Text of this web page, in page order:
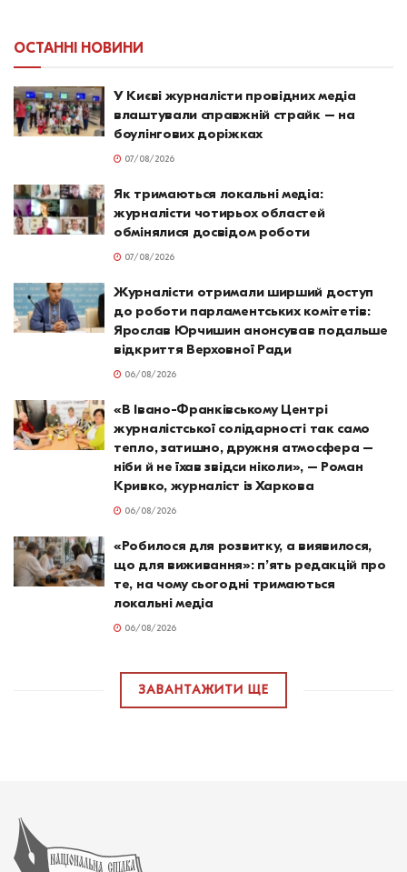
ОСТАННІ НОВИНИ
У Києві журналісти провідних медіа
влаштували справжній страйк – на
боулінгових доріжках
07/08/2026
Як тримаються локальні медіа:
журналісти чотирьох областей
обмінялися досвідом роботи
07/08/2026
Журналісти отримали ширший доступ
до роботи парламентських комітетів:
Ярослав Юрчишин анонсував подальше
відкриття Верховної Ради
06/08/2026
«В Івано-Франківському Центрі
журналістської солідарності так само
тепло, затишно, дружня атмосфера –
ніби й не їхав звідси ніколи», – Роман
Кривко, журналіст із Харкова
06/08/2026
«Робилося для розвитку, а виявилося,
що для виживання»: п’ять редакцій про
те, на чому сьогодні тримаються
локальні медіа
06/08/2026
ЗАВАНТАЖИТИ ЩЕ